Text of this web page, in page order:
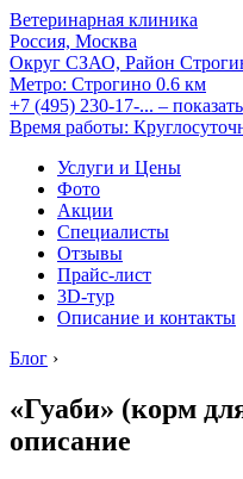
Ветеринарная клиника
Россия, Москва
Округ СЗАО, Район
Метро: Строгино 0.6 км
+7 (495) 230-17-... – показать
Время работы:
Услуги и Цены
Фото
Акции
Специалисты
Отзывы
Прайс-лист
3D-тур
Описание и контакты
Блог ›
«Гуаби» (корм
описание